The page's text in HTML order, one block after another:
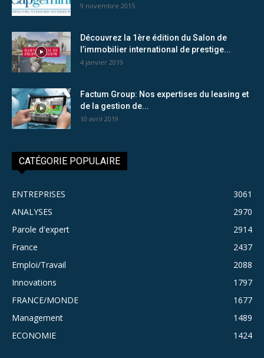
9 novembre 2015
Découvrez la 1ère édition du Salon de
l’immobilier international de prestige...
4 janvier 2019
Factum Group: Nos expertises du leasing et
de la gestion de...
10 avril 2019
CATÉGORIE POPULAIRE
ENTREPRISES
3061
ANALYSES
2970
Parole d'expert
2914
France
2437
Emploi/Travail
2088
Innovations
1797
FRANCE/MONDE
1677
Management
1489
ECONOMIE
1424